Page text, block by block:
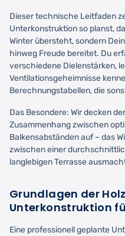
Dieser technische Leitfaden
Unterkonstruktion so planst,
Winter übersteht, sondern
hinweg Freude bereitet. Du
verschiedene Dielenstärken,
Ventilationsgeheimnisse
Berechnungstabellen, die
Das Besondere: Wir decken
Zusammenhang zwischen
Balkensabständen auf – das
zwischen einer
langlebigen Terrasse
Grundlagen der
Unterkonstruktion
Eine professionell geplante